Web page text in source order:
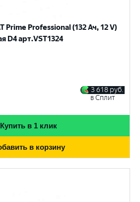
Prime Professional (132 Ач, 12 V)
D4 арт.VST1324
3 618 руб.
в Сплит
Купить в 1 клик
в корзину